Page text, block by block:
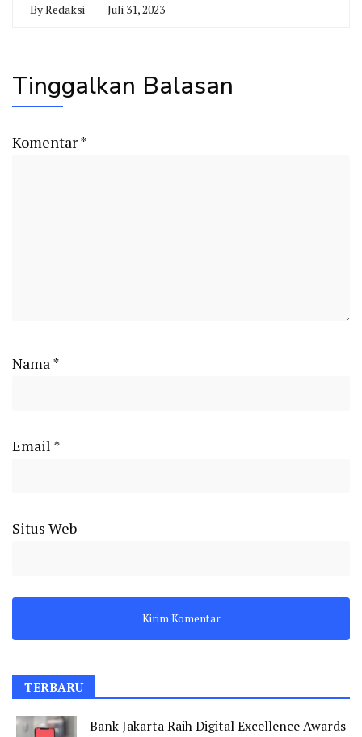
ByRedaksi Juli 31, 2023
Tinggalkan Balasan
Komentar*
Nama *
Email *
Situs Web
TERBARU
Bank Jakarta Raih Digital Excellence Awards